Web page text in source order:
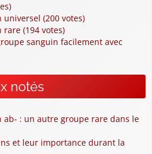
universel (200 votes)
rare (194 votes)
sanguin facilement avec
notés
ab- : un autre groupe rare dans le
et leur importance durant la